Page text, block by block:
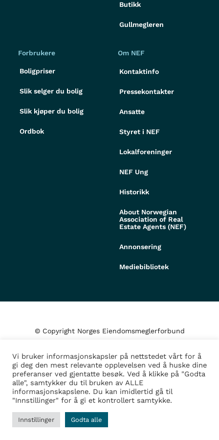
Butikk
Gullmegleren
Forbrukere
Boligpriser
Slik selger du bolig
Slik kjøper du bolig
Ordbok
Om NEF
Kontaktinfo
Pressekontakter
Ansatte
Styret i NEF
Lokalforeninger
NEF Ung
Historikk
About Norwegian
Association of Real
Estate Agents (NEF)
Annonsering
Mediebibliotek
© Copyright Norges Eiendomsmeglerforbund
Personvern og cookies
Administrer samtykke
Design/Utvikling avFortress
Vi bruker informasjonskapsler på nettstedet vårt for å
gi deg den mest relevante opplevelsen ved å huske dine
preferanser ved gjentatte besøk. Ved å klikke på "Godta
alle", samtykker du til bruken av ALLE
informasjonskapslene. Du kan imidlertid gå til
"Innstillinger" for å gi et kontrollert samtykke.
Innstillinger Godta alle